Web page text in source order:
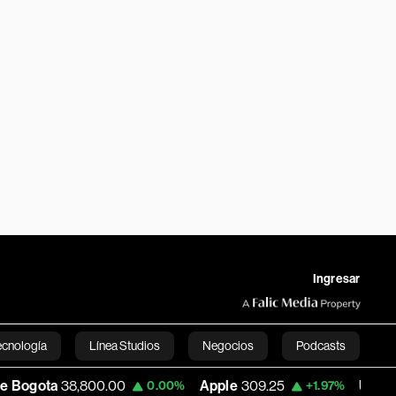
Ingresar
Línea Studios Negocios Podcasts
English
0.00% Apple 309.25 +1.97% USD COP 3,195.99